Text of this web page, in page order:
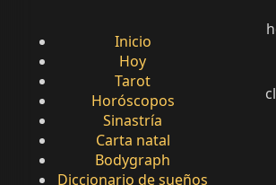
Inicio
Hoy
Tarot
Horóscopos
Sinastría
Carta natal
Bodygraph
Diccionario de sueños